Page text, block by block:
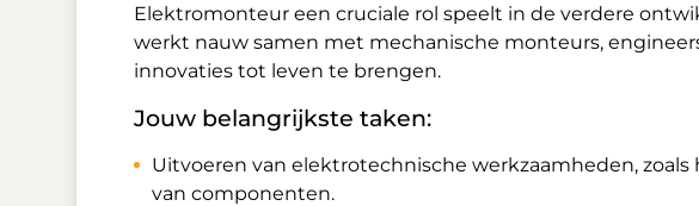
Elektromonteur een cruciale rol speelt in de verdere
werkt nauw samen met mechanische monteurs,
innovaties tot leven te brengen.
Jouw belangrijkste taken:
Uitvoeren van elektrotechnische werkzaamheden,
van componenten.